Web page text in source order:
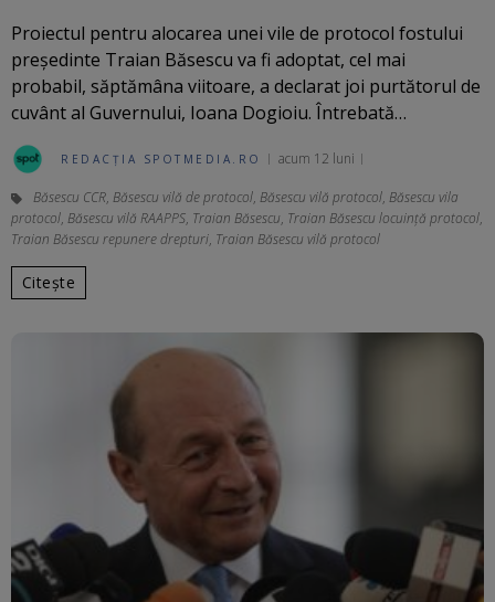
Proiectul pentru alocarea unei vile de protocol fostului
preşedinte Traian Băsescu va fi adoptat, cel mai
probabil, săptămâna viitoare, a declarat joi purtătorul de
cuvânt al Guvernului, Ioana Dogioiu. Întrebată…
REDACȚIA SPOTMEDIA.RO acum 12 luni
Băsescu CCR, Băsescu vilă de protocol, Băsescu vilă protocol, Băsescu vila
protocol, Băsescu vilă RAAPPS, Traian Băsescu, Traian Băsescu locuință protocol,
Traian Băsescu repunere drepturi, Traian Băsescu vilă protocol
Citește